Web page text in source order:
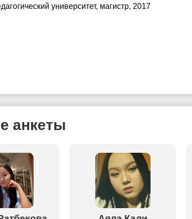
университет, магистр, 2017
анкеты